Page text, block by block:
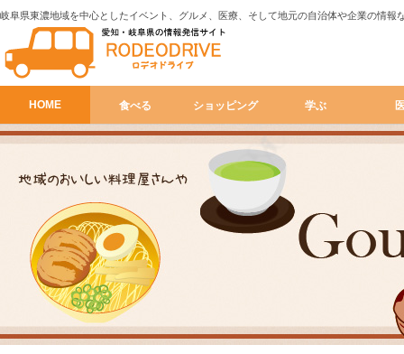
岐阜県東濃地域を中心としたイベント、グルメ、医療、そして地元の自治体や企業の情報
HOME 食べる ショッピング 学ぶ